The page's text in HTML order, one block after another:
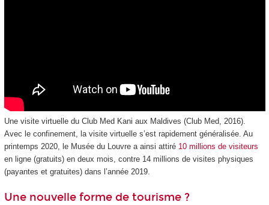
Une visite virtuelle du Club Med Kani aux Maldives (Club Med, 2016).
Avec le confinement, la visite virtuelle s’est rapidement généralisée. Au
printemps 2020, le Musée du Louvre a ainsi attiré 10 millions de visiteurs
en ligne (gratuits) en deux mois, contre 14 millions de visites physiques
(payantes et gratuites) dans l’année 2019.
Une nouvelle forme de tourisme ?